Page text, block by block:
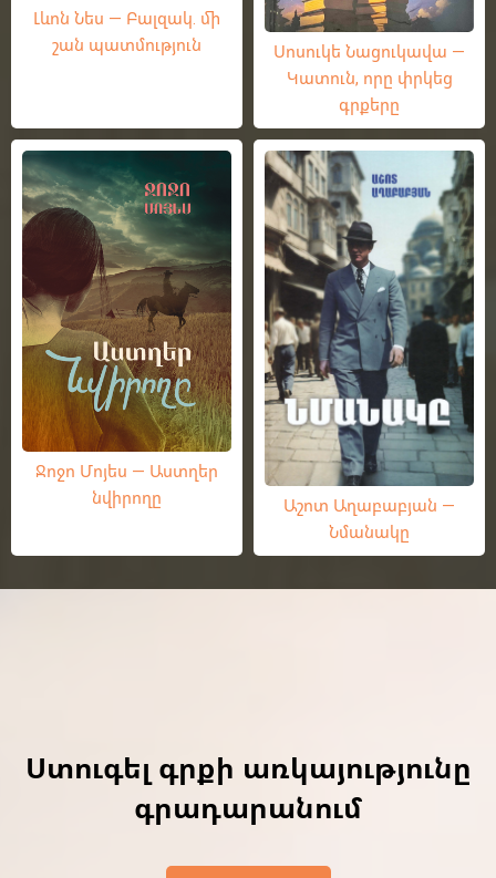
Լևոն Նես — Բալզակ. մի
շան պատմություն
Սոսուկե Նացուկավա —
Կատուն, որը փրկեց
գրքերը
Ջոջո Մոյես — Աստղեր
նվիրողը
Աշոտ Աղաբաբյան —
Նմանակը
Ստուգել գրքի առկայությունը
գրադարանում